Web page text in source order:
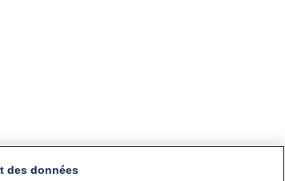
des données